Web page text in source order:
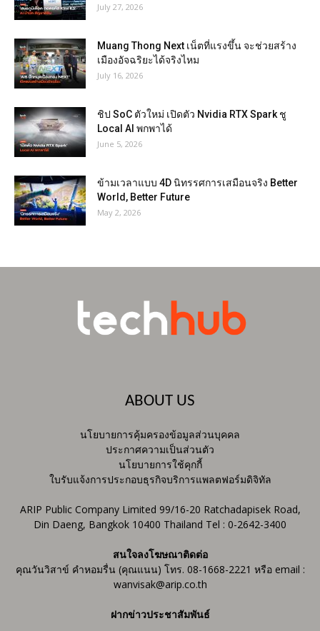
July 27, 2026
Muang Thong Next เน็ตที่แรงขึ้น จะช่วยสร้าง
เมืองอัจฉริยะได้จริงไหม
July 16, 2026
ชิป SoC ตัวใหม่ เปิดตัว Nvidia RTX Spark ชู
Local AI พกพาได้
June 5, 2026
ข้ามเวลาแบบ 4D นิทรรศการเสมือนจริง Better
World, Better Future
May 2, 2026
ABOUT US
นโยบายการคุ้มครองข้อมูลส่วนบุคคล
ประกาศความเป็นส่วนตัว
นโยบายการใช้คุกกี้
ใบรับแจ้งการประกอบธุรกิจบริการแพลตฟอร์มดิจิทัล
ARIP Public Company Limited 99/16-20 Ratchadapisek Road,
Din Daeng, Bangkok 10400 Thailand Tel : 0-2642-3400
สนใจลงโฆษณาติดต่อ
คุณวันวิสาข์ คำหอมรื่น (คุณแนน) โทร. 08-1668-2221 หรือ email :
wanvisak@arip.co.th
ฝากข่าวประชาสัมพันธ์